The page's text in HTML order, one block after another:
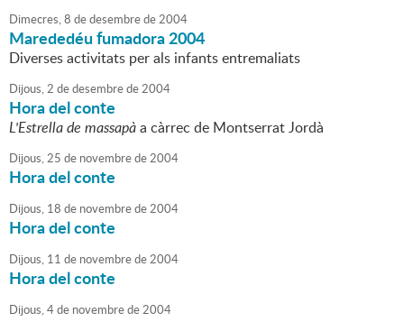
Dimecres,8 dedesembrede2004
Marededéu fumadora 2004
Diverses activitats per als infants entremaliats
Dijous,2 dedesembrede2004
Hora del conte
L'Estrella de massapàa càrrec de Montserrat Jordà
Dijous,25 de novembrede2004
Hora del conte
Dijous, 18 de novembrede2004
Hora del conte
Dijous, 11 de novembrede2004
Hora del conte
Dijous,4de novembrede2004